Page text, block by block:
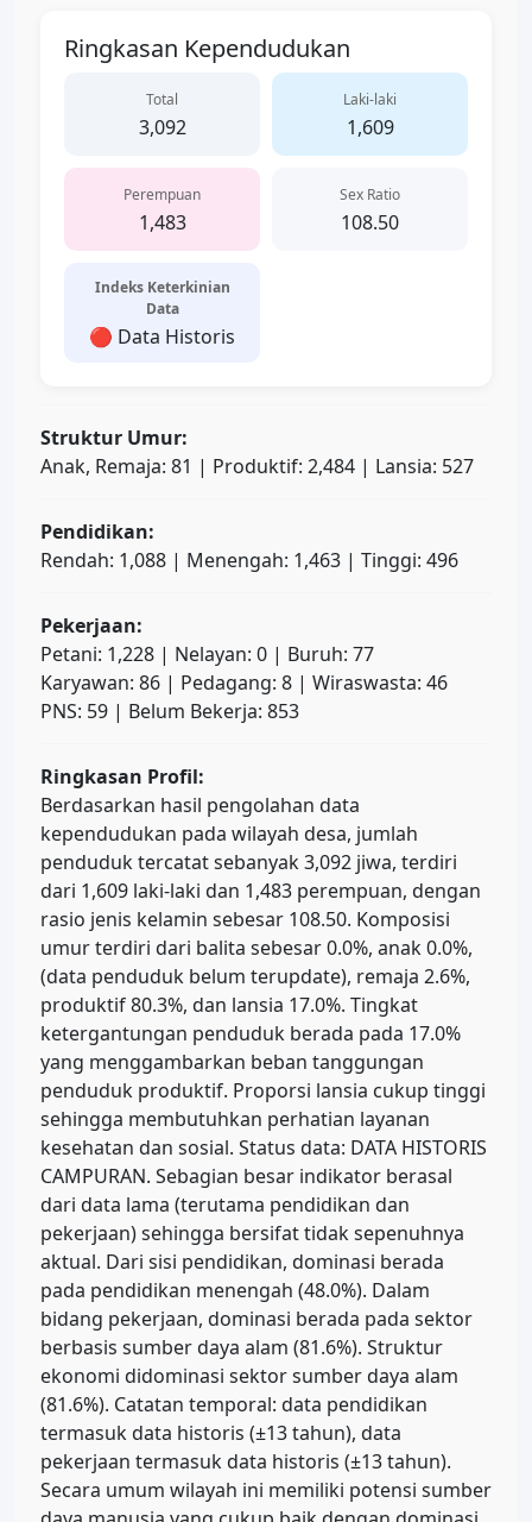
Ringkasan Kependudukan
Total
3,092
Laki-laki
1,609
Perempuan
1,483
Sex Ratio
108.50
Indeks Keterkinian
Data
🔴 Data Historis
Struktur Umur:
Anak, Remaja: 81 | Produktif: 2,484 | Lansia: 527
Pendidikan:
Rendah: 1,088 | Menengah: 1,463 | Tinggi: 496
Pekerjaan:
Petani: 1,228 | Nelayan: 0 | Buruh: 77
Karyawan: 86 | Pedagang: 8 | Wiraswasta: 46
PNS: 59 | Belum Bekerja: 853
Ringkasan Profil:
Berdasarkan hasil pengolahan data
kependudukan pada wilayah desa, jumlah
penduduk tercatat sebanyak 3,092 jiwa, terdiri
dari 1,609 laki-laki dan 1,483 perempuan, dengan
rasio jenis kelamin sebesar 108.50. Komposisi
umur terdiri dari balita sebesar 0.0%, anak 0.0%,
(data penduduk belum terupdate), remaja 2.6%,
produktif 80.3%, dan lansia 17.0%. Tingkat
ketergantungan penduduk berada pada 17.0%
yang menggambarkan beban tanggungan
penduduk produktif. Proporsi lansia cukup tinggi
sehingga membutuhkan perhatian layanan
kesehatan dan sosial. Status data: DATA HISTORIS
CAMPURAN. Sebagian besar indikator berasal
dari data lama (terutama pendidikan dan
pekerjaan) sehingga bersifat tidak sepenuhnya
aktual. Dari sisi pendidikan, dominasi berada
pada pendidikan menengah (48.0%). Dalam
bidang pekerjaan, dominasi berada pada sektor
berbasis sumber daya alam (81.6%). Struktur
ekonomi didominasi sektor sumber daya alam
(81.6%). Catatan temporal: data pendidikan
termasuk data historis (±13 tahun), data
pekerjaan termasuk data historis (±13 tahun).
Secara umum wilayah ini memiliki potensi sumber